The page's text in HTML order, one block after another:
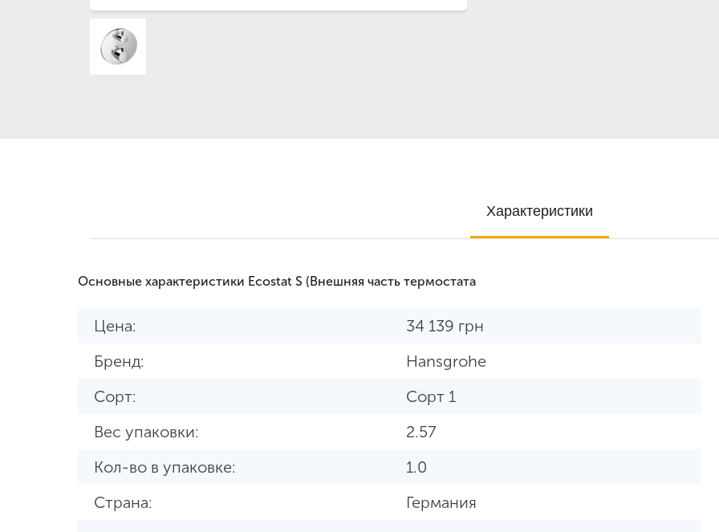
Характеристики
Основные характеристики Ecostat S (Внешняя часть термостата
Цена: 34 139 грн
Бренд:
Hansgrohe
Сорт:
Сорт 1
Вес упаковки:
2.57
Кол-во в упаковке:
1.0
Страна:
Германия